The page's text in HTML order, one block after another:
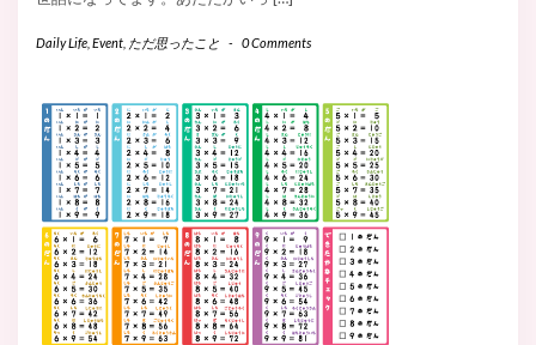
Daily Life Event ただ思ったこと - 0 Comments